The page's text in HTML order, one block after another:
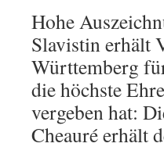
Hohe
Slavistin erhält
Württemberg
die höchste
vergeben hat:
Cheauré erhält